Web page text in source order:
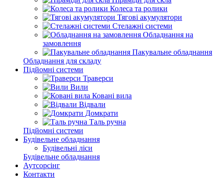
Колеса та ролики
Тягові акумулятори
Стелажні системи
Обладнання на
замовлення
Пакувальне обладнання
Обладнання для складу
Підйомні системи
Траверси
Вили
Ковані вила
Відвали
Домкрати
Таль ручна
Підйомні системи
Будівельне обладнання
Будівельні ліси
Будівельне обладнання
Аутсорсінг
Контакти